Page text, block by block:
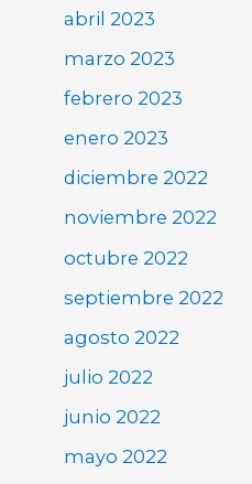
abril 2023
marzo 2023
febrero 2023
enero 2023
diciembre 2022
noviembre 2022
octubre 2022
septiembre 2022
agosto 2022
julio 2022
junio 2022
mayo 2022